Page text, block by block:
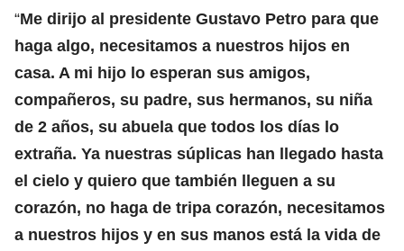
“Me dirijo al presidente Gustavo Petro para que
haga algo, necesitamos a nuestros hijos en
casa. A mi hijo lo esperan sus amigos,
compañeros, su padre, sus hermanos, su niña
de 2 años, su abuela que todos los días lo
extraña. Ya nuestras súplicas han llegado hasta
el cielo y quiero que también lleguen a su
corazón, no haga de tripa corazón, necesitamos
a nuestros hijos y en sus manos está la vida de